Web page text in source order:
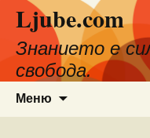
съдържанието
Ljube.com
Знанието е
свобода.
Меню